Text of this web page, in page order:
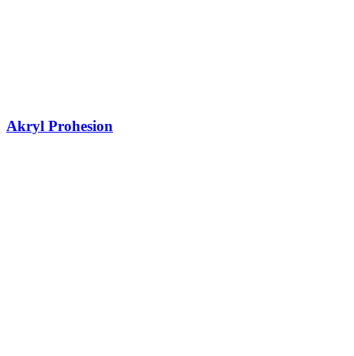
Akryl Prohesion